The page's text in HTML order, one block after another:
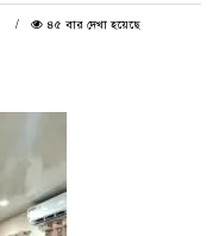
৪৫ বার দেখা হয়েছে